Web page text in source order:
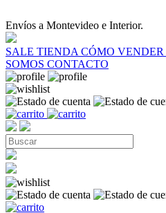
Envíos a Montevideo e Interior.
SALE TIENDA CÓMO VENDER
SOMOS CONTACTO